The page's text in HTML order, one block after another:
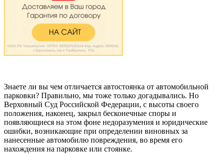
Знаете ли вы чем отличается автостоянка от автомобильной
парковки? Правильно, мы тоже только догадывались. Но
Верховный Суд Российской Федерации, с высоты своего
положения, наконец, закрыл бесконечные споры и
появляющиеся на этом фоне недоразумения и юридические
ошибки, возникающие при определении виновных за
нанесенные автомобилю повреждения, во время его
нахождения на парковке или стоянке.